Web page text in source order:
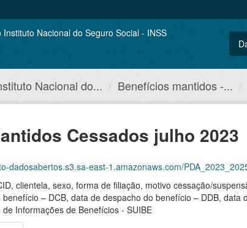
Nacional do... Benefícios mantidos -...
Cessados julho 2023
east-1.amazonaws.com/PDA_2023_2025/
clientela, sexo, forma de filiação, motivo cessação/
– DCB, data de despacho do benefício – DDB,
Informações de Benefícios - SUIBE